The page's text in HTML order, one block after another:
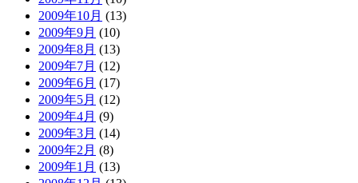
2009年10月 (13)
2009年9月 (10)
2009年8月 (13)
2009年7月 (12)
2009年6月 (17)
2009年5月 (12)
2009年4月 (9)
2009年3月 (14)
2009年2月 (8)
2009年1月 (13)